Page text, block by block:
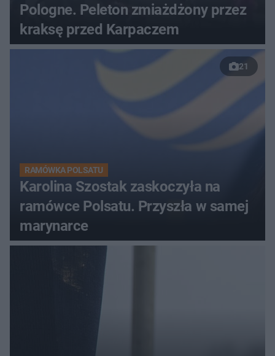
Pologne. Peleton zmiażdżony przez
kraksę przed Karpaczem
21
RAMÓWKA POLSATU
Karolina Szostak zaskoczyła na
ramówce Polsatu. Przyszła w samej
marynarce